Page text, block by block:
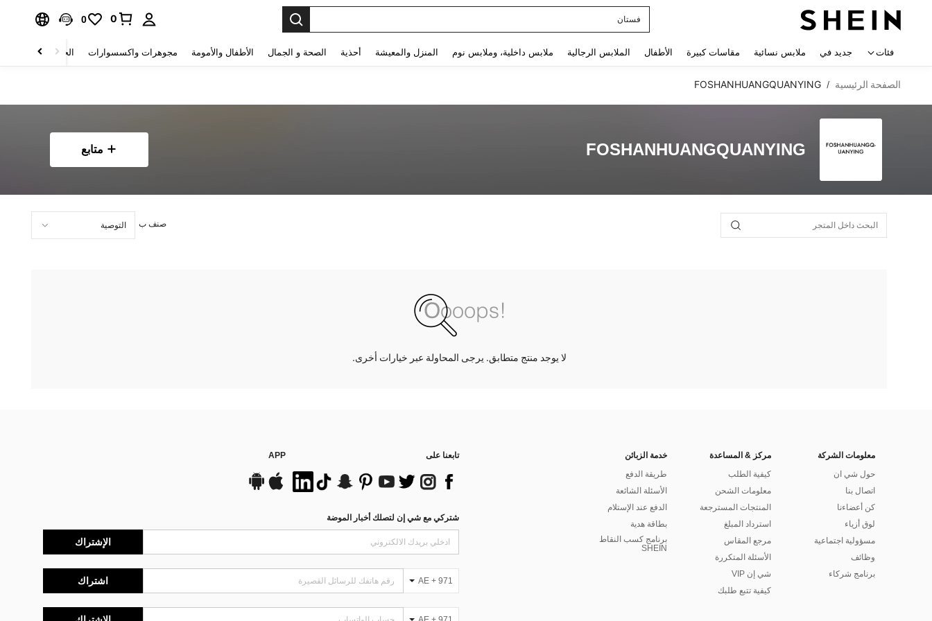
فستان
0
0
فئات جديد في ملابس نسائية مقاسات كبيرة الأطفال الملابس الرجالية ملابس داخلية، وملابس نوم المنزل والمعيشة أحذية الصحة و الجمال الأطفال والأمومة مجوهرات واكسسوارات الحقائب والأمتعة
الصفحة الرئيسية /
FOSHANHUANGQUANYING
FOSHANHUANGQUANYING متابع
صنف ب
لا يوجد منتج متطابق. يرجى المحاولة عبر خيارات أخرى.
معلومات الشركة
حول شي ان
اتصال بنا
كن أعضاءنا
لوق أزياء
مسؤولية اجتماعية
وظائف
برنامج شركاء
مركز & المساعدة
كيفية الطلب
معلومات الشحن
المنتجات المسترجعة
استرداد المبلغ
مرجع المقاس
الأسئلة المتكررة
شي إن VIP
كيفية تتبع طلبك
خدمة الزبائن
طريقة الدفع
الأسئلة الشائعة
الدفع عند الإستلام
بطاقة هدية
برنامج كسب النقاط
SHEIN
تابعنا على APP
شتركي مع شي إن لتصلك أخبار الموضة
الإشتراك
AE + 971 اشتراك